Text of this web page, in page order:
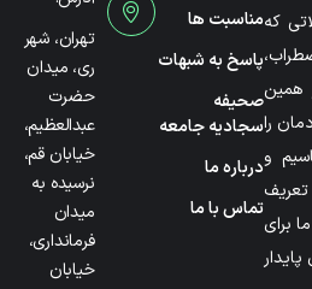
که
همین
را
و
برای
مناسبت ها
پاسخ به شبهات
صحیفه
سجادیه جامعه
درباره ما
تماس با ما
تهران، شهر
ری، میدان
حضرت
عبدالعظیم،
خیابان قم،
نرسیده به
میدان
فرمانداری،
خیابان